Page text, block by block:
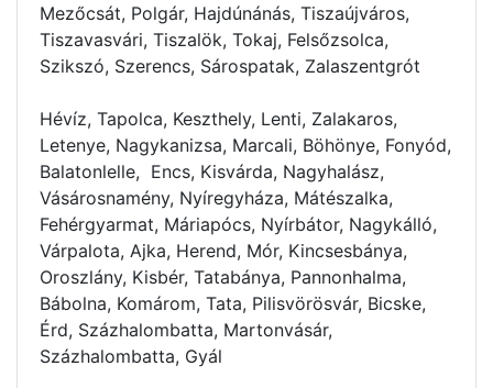
Mezőcsát, Polgár, Hajdúnánás, Tiszaújváros,
Tiszavasvári, Tiszalök, Tokaj, Felsőzsolca,
Szikszó, Szerencs, Sárospatak, Zalaszentgrót
Hévíz, Tapolca, Keszthely, Lenti, Zalakaros,
Letenye, Nagykanizsa, Marcali, Böhönye, Fonyód,
Balatonlelle, Encs, Kisvárda, Nagyhalász,
Vásárosnamény, Nyíregyháza, Mátészalka,
Fehérgyarmat, Máriapócs, Nyírbátor, Nagykálló,
Várpalota, Ajka, Herend, Mór, Kincsesbánya,
Oroszlány, Kisbér, Tatabánya, Pannonhalma,
Bábolna, Komárom, Tata, Pilisvörösvár, Bicske,
Érd, Százhalombatta, Martonvásár,
Százhalombatta, Gyál